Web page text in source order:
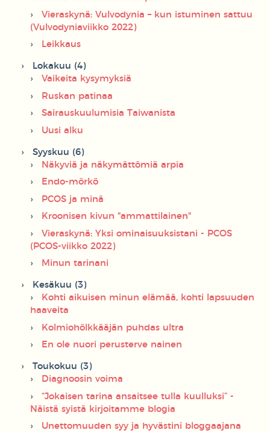
Vieraskynä: Vulvodynia – kun istuminen sattuu
(Vulvodyniaviikko 2022)
Leikkaus
Lokakuu (4)
Vaikeita kysymyksiä
Ruskan patinaa
Sairauskuulumisia Taiwanista
Uusi alku
Syyskuu (6)
Näkyviä ja näkymättömiä arpia
Endo-mörkö
PCOS ja minä
Kroonisen kivun "ammattilainen"
Vieraskynä: Yksi ominaisuuksistani - PCOS
(PCOS-viikko 2022)
Minun tarinani
Kesäkuu (3)
Kohti aikuisen minun elämää, kohti lapsuuden
haaveita
Kolmiohölkkääjän puhdas ultra
En ole nuori perusterve nainen
Toukokuu (3)
Diagnoosin voima
“Jokaisen tarina ansaitsee tulla kuulluksi” -
Näistä syistä kirjoitamme blogia
Unettomuuden syy ja hyvästini bloggaajana